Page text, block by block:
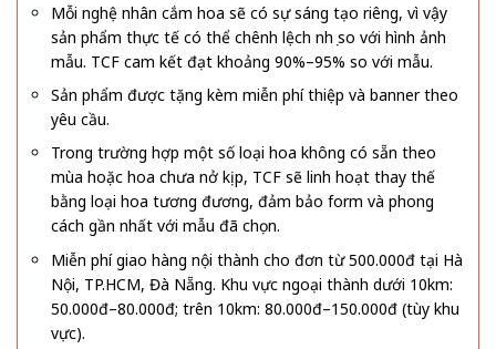
Mỗi nghệ nhân cắm hoa sẽ có sự sáng tạo riêng, vì vậy
sản phẩm thực tế có thể chênh lệch nhẹ so với hình ảnh
mẫu. TCF cam kết đạt khoảng 90%–95% so với mẫu.
Sản phẩm được tặng kèm miễn phí thiệp và banner theo
yêu cầu.
Trong trường hợp một số loại hoa không có sẵn theo
mùa hoặc hoa chưa nở kịp, TCF sẽ linh hoạt thay thế
bằng loại hoa tương đương, đảm bảo form và phong
cách gần nhất với mẫu đã chọn.
Miễn phí giao hàng nội thành cho đơn từ 500.000đ tại Hà
Nội, TP.HCM, Đà Nẵng. Khu vực ngoại thành dưới 10km:
50.000đ–80.000đ; trên 10km: 80.000đ–150.000đ (tùy khu
vực).